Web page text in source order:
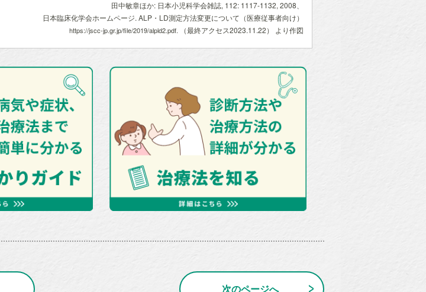
田中敏章ほか: 日本小児科学会雑誌, 112: 1117-1132, 2008、
日本臨床化学会ホームページ. ALP・LD測定方法変更について （医療従事者向け）
https://jscc-jp.gr.jp/file/2019/alpld2.pdf. （最終アクセス2023.11.22） より作図
次のページへ